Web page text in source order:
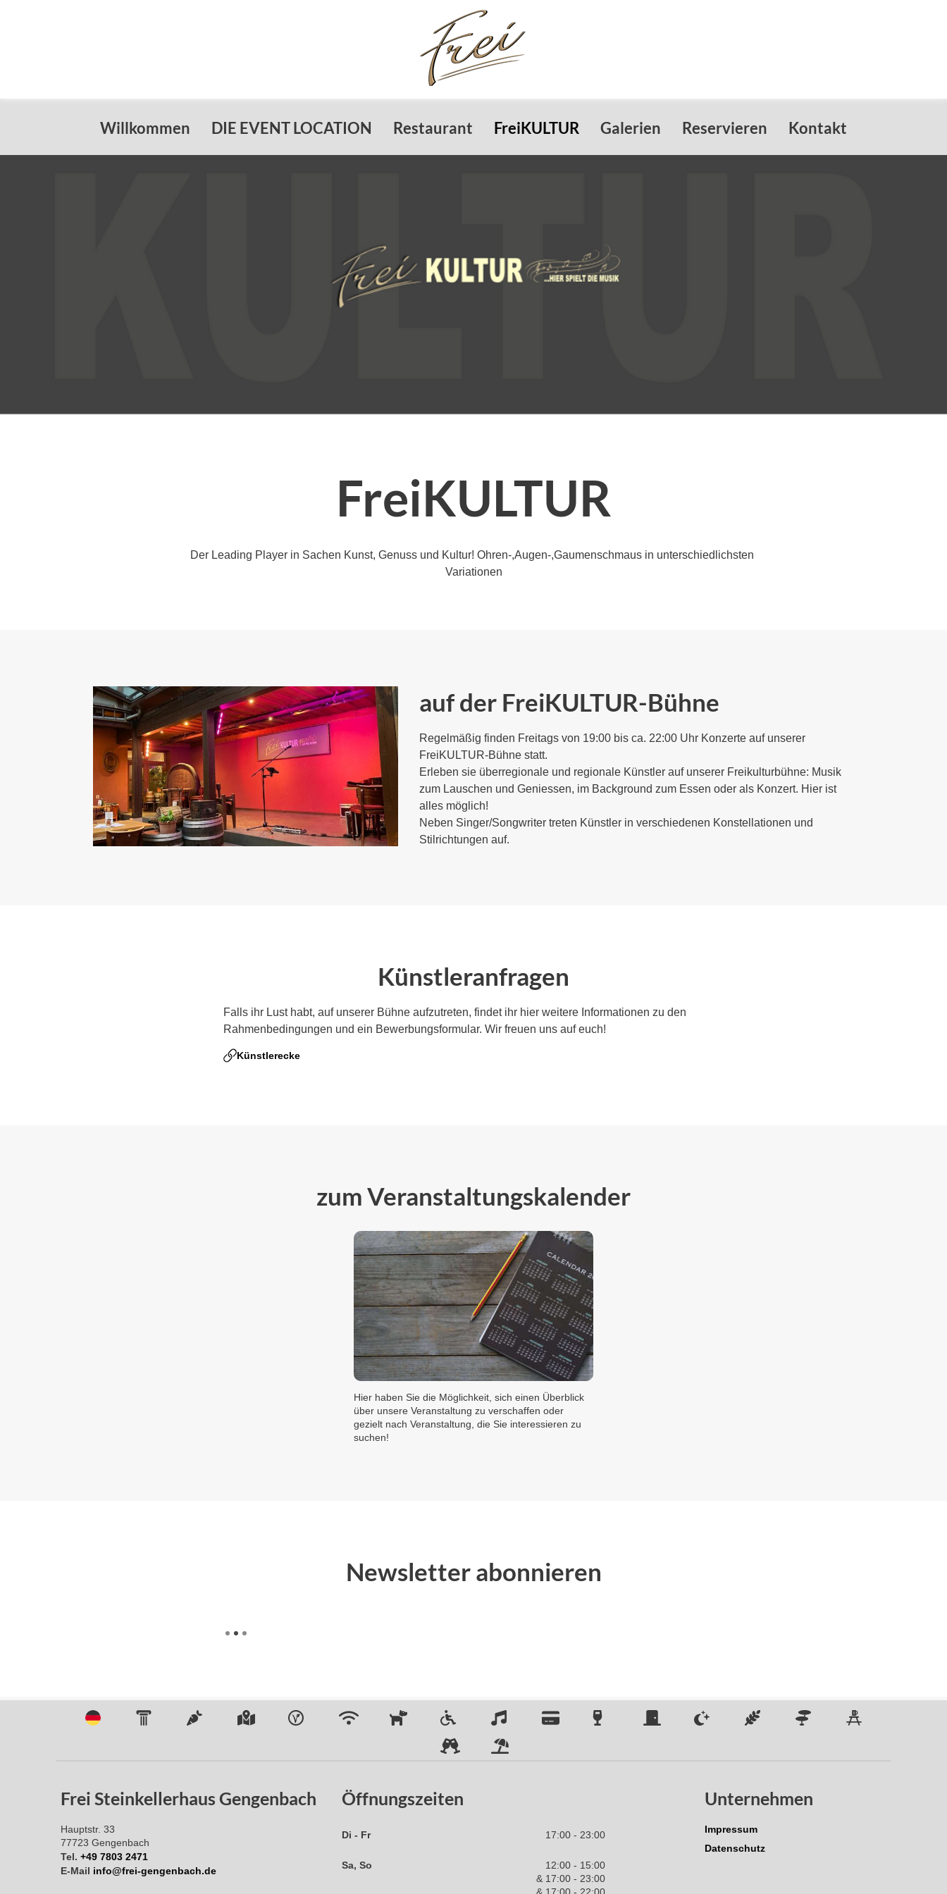
Willkommen DIE EVENT LOCATION Restaurant FreiKULTUR Galerien Reservieren Kontakt
FreiKULTUR
Der Leading Player in Sachen Kunst, Genuss und Kultur! Ohren-,Augen-,Gaumenschmaus in unterschiedlichsten
Variationen
auf der FreiKULTUR-Bühne
Regelmäßig finden Freitags von 19:00 bis ca. 22:00 Uhr Konzerte auf unserer
FreiKULTUR-Bühne statt.
Erleben sie überregionale und regionale Künstler auf unserer Freikulturbühne: Musik
zum Lauschen und Geniessen, im Background zum Essen oder als Konzert. Hier ist
alles möglich!
Neben Singer/Songwriter treten Künstler in verschiedenen Konstellationen und
Stilrichtungen auf.
Künstleranfragen
Falls ihr Lust habt, auf unserer Bühne aufzutreten, findet ihr hier weitere Informationen zu den
Rahmenbedingungen und ein Bewerbungsformular. Wir freuen uns auf euch!
Künstlerecke
zum Veranstaltungskalender
Hier haben Sie die Möglichkeit, sich einen Überblick
über unsere Veranstaltung zu verschaffen oder
gezielt nach Veranstaltung, die Sie interessieren zu
suchen!
Newsletter abonnieren
Frei Steinkellerhaus Gengenbach
Hauptstr. 33
77723 Gengenbach
Tel. +49 7803 2471
E-Mail info@frei-gengenbach.de
Öffnungszeiten
Di - Fr 17:00 - 23:00
Sa, So
12:00 - 15:00
& 17:00 - 23:00
Unternehmen
Impressum
Datenschutz